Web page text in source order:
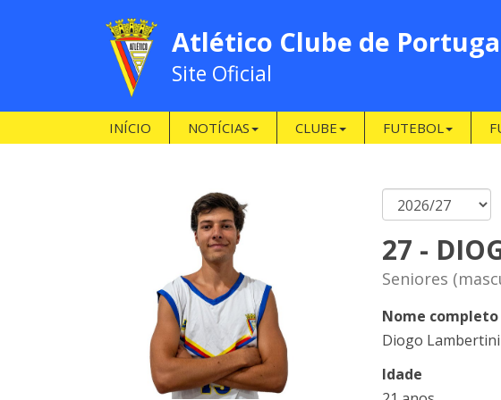
Atlético Clube de
Site Oficial
INÍCIO NOTÍCIAS CLUBE FUTEBOL
27 -
Seniores
Nome completo
Diogo
Idade